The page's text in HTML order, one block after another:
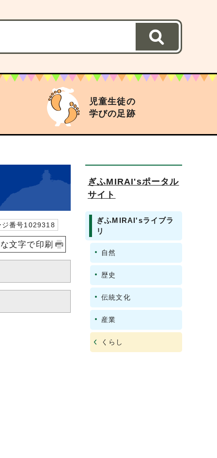
児童生徒の
学びの足跡
ジ番号1029318
文字で印刷
ぎふMIRAI'sポータル
サイト
ぎふMIRAI'sライブラ
リ
自然
歴史
伝統文化
産業
くらし